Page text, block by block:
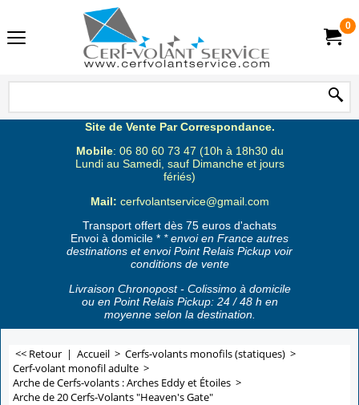
0
Site de Vente Par Correspondance.
Mobile: 06 80 60 73 47 (10h à 18h30 du
Lundi au Samedi, sauf Dimanche et jours
fériés)
Mail: cerfvolantservice@gmail.com
Transport offert dès 75 euros d'achats
Envoi à domicile * * envoi en France autres
destinations et envoi Point Relais Pickup voir
conditions de vente
Livraison Chronopost - Colissimo à domicile
ou en Point Relais Pickup: 24 / 48 h en
moyenne selon la destination.
<< Retour | Accueil > Cerfs-volants monofils (statiques) >
Cerf-volant monofil adulte >
Arche de Cerfs-volants : Arches Eddy et Étoiles >
Arche de 20 Cerfs-Volants "Heaven's Gate"